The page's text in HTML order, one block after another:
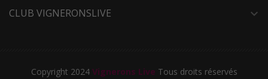
CLUB VIGNERONSLIVE expand_more
Copyright 2024 Vignerons Live Tous droits réservés